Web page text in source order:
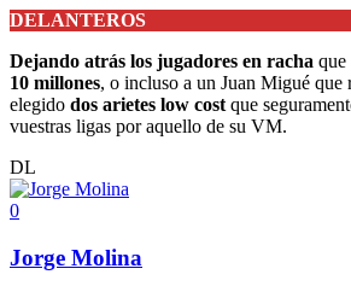
DELANTEROS
Dejando atrás los jugadores en racha que
10 millones, o incluso a un Juan Migué que
elegido dos arietes low cost que
vuestras ligas por aquello de su VM.
DL
0
Jorge Molina